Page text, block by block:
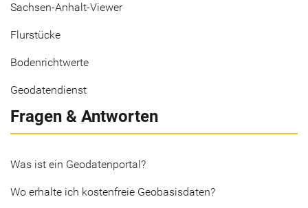
Sachsen-Anhalt-Viewer
Flurstücke
Bodenrichtwerte
Geodatendienst
Fragen & Antworten
Was ist ein Geodatenportal?
Wo erhalte ich kostenfreie Geobasisdaten?